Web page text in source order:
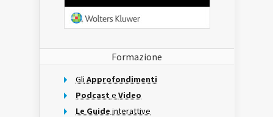
Formazione
Gli Approfondimenti
Podcast e Video
Le Guide interattive